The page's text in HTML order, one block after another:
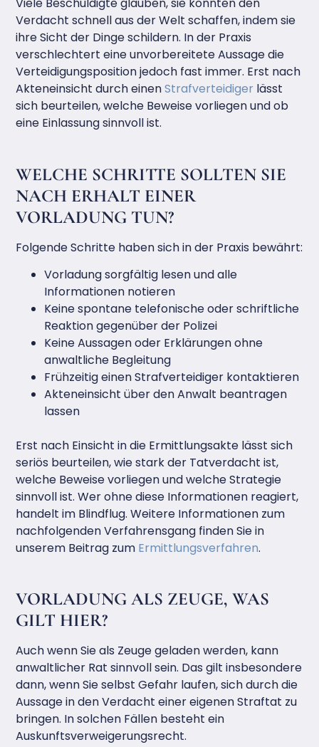
Viele Beschuldigte glauben, sie könnten den
Verdacht schnell aus der Welt schaffen, indem sie
ihre Sicht der Dinge schildern. In der Praxis
verschlechtert eine unvorbereitete Aussage die
Verteidigungsposition jedoch fast immer. Erst nach
Akteneinsicht durch einenStrafverteidiger lässt
sich beurteilen, welche Beweise vorliegen und ob
eine Einlassung sinnvoll ist.
WELCHE SCHRITTE SOLLTEN SIE
NACH ERHALT EINER
VORLADUNG TUN?
Folgende Schritte haben sich in der Praxis bewährt:
Vorladung sorgfältig lesen und alle
Informationen notieren
Keine spontane telefonische oder schriftliche
Reaktion gegenüber der Polizei
Keine Aussagen oder Erklärungen ohne
anwaltliche Begleitung
Frühzeitig einen Strafverteidiger kontaktieren
Akteneinsicht über den Anwalt beantragen
lassen
Erst nach Einsicht in die Ermittlungsakte lässt sich
seriös beurteilen, wie stark der Tatverdacht ist,
welche Beweise vorliegen und welche Strategie
sinnvoll ist. Wer ohne diese Informationen reagiert,
handelt im Blindflug. Weitere Informationen zum
nachfolgenden Verfahrensgang finden Sie in
unserem Beitrag zum Ermittlungsverfahren.
VORLADUNG ALS ZEUGE, WAS
GILT HIER?
Auch wenn Sie als Zeuge geladen werden, kann
anwaltlicher Rat sinnvoll sein. Das gilt insbesondere
dann, wenn Sie selbst Gefahr laufen, sich durch die
Aussage in den Verdacht einer eigenen Straftat zu
bringen. In solchen Fällen besteht ein
Auskunftsverweigerungsrecht.